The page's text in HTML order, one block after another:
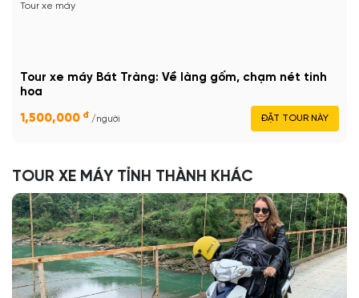
Tour xe máy
Tour xe máy Bát Tràng: Về làng gốm, chạm nét tinh
hoa
1,500,000 đ /người ĐẶT TOUR NÀY
TOUR XE MÁY TỈNH THÀNH KHÁC